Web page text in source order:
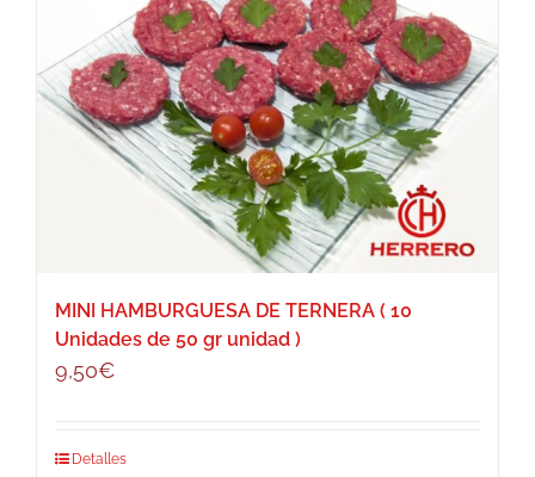
MINI HAMBURGUESA DE TERNERA ( 10
Unidades de 50 gr unidad )
9,50€
Detalles